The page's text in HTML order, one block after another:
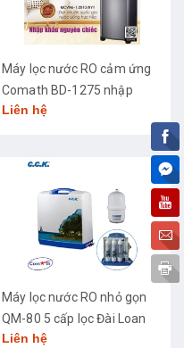
Máy lọc nước RO cảm ứng
Comath BD-1275 nhập
khẩu cao cấp
Liên hệ
Máy lọc nước RO nhỏ gọn
QM-80 5 cấp lọc Đài Loan
Liên hệ